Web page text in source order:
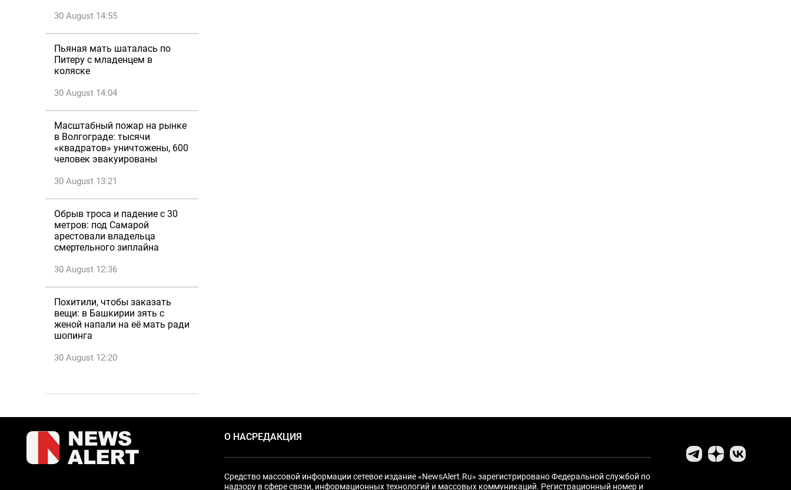
30 August 14:55
Пьяная мать шаталась по
Питеру с младенцем в
коляске
30 August 14:04
Масштабный пожар на рынке
в Волгограде: тысячи
«квадратов» уничтожены, 600
человек эвакуированы
30 August 13:21
Обрыв троса и падение с 30
метров: под Самарой
арестовали владельца
смертельного зиплайна
30 August 12:36
Похитили, чтобы заказать
вещи: в Башкирии зять с
женой напали на её мать ради
шопинга
30 August 12:20
О НАСРЕДАКЦИЯ
Средство массовой информации сетевое издание «NewsAlert.Ru» зарегистрировано Федеральной службой по
надзору в сфере связи, информационных технологий и массовых коммуникаций. Регистрационный номер и